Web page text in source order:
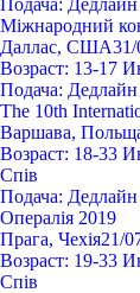
Міжнародний
Даллас, США31/
Возраст: 13-17
Подача:
The 10th
Варшава,
Возраст: 18-33
Спів
Подача:
Опералія 2019
Прага, Чехія21/
Возраст: 19-33
Спів